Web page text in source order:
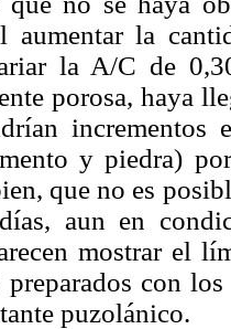
aumentar la
la A/C de
porosa, haya
incrementos
y piedra)
que no es
aun en
mostrar el
preparados con
puzolánico.